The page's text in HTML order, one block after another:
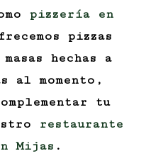
pizzería en
pizzas
hechas a
al momento,
tu
restaurante
Mijas .